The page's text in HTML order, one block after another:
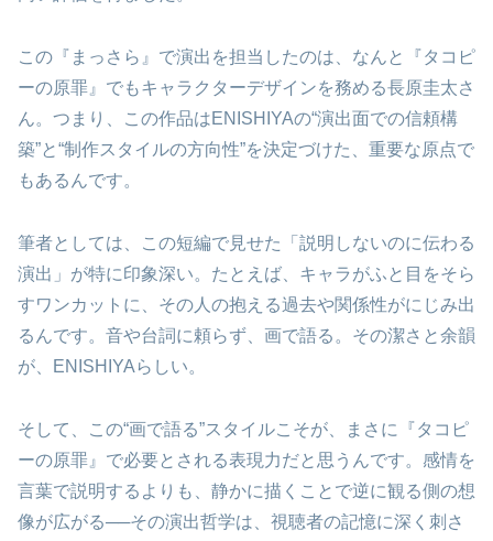
この『まっさら』で演出を担当したのは、なんと『タコピ
ーの原罪』でもキャラクターデザインを務める長原圭太さ
ん。つまり、この作品はENISHIYAの“演出面での信頼構
築”と“制作スタイルの方向性”を決定づけた、重要な原点で
もあるんです。
筆者としては、この短編で見せた「説明しないのに伝わる
演出」が特に印象深い。たとえば、キャラがふと目をそら
すワンカットに、その人の抱える過去や関係性がにじみ出
るんです。音や台詞に頼らず、画で語る。その潔さと余韻
が、ENISHIYAらしい。
そして、この“画で語る”スタイルこそが、まさに『タコピ
ーの原罪』で必要とされる表現力だと思うんです。感情を
言葉で説明するよりも、静かに描くことで逆に観る側の想
像が広がる──その演出哲学は、視聴者の記憶に深く刺さ